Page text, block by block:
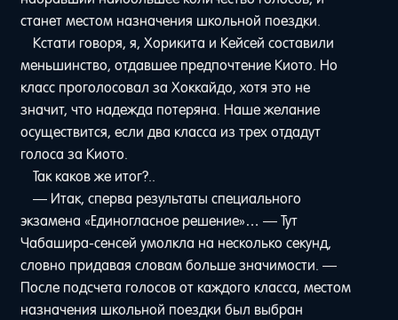
станет местом назначения школьной поездки.
Кстати говоря, я, Хорикита и Кейсей составили
меньшинство, отдавшее предпочтение Киото. Но
класс проголосовал за Хоккайдо, хотя это не
значит, что надежда потеряна. Наше желание
осуществится, если два класса из трех отдадут
голоса за Киото.
Так каков же итог?..
— Итак, сперва результаты специального
экзамена «Единогласное решение»… — Тут
Чабашира-сенсей умолкла на несколько секунд,
словно придавая словам больше значимости. —
После подсчета голосов от каждого класса, местом
назначения школьной поездки был выбран